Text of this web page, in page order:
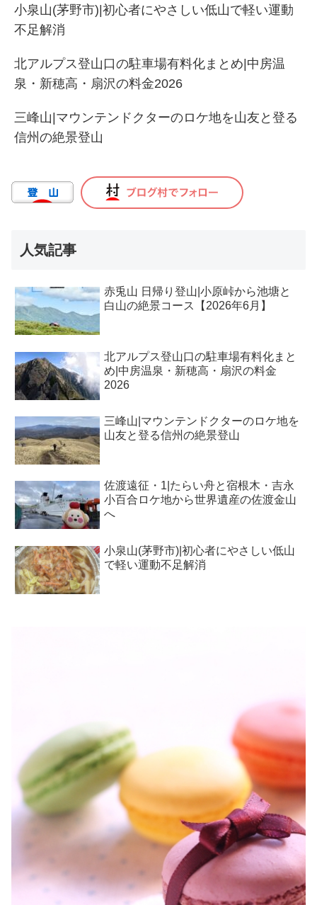
小泉山(茅野市)|初心者にやさしい低山で軽い運動
不足解消
北アルプス登山口の駐車場有料化まとめ|中房温
泉・新穂高・扇沢の料金2026
三峰山|マウンテンドクターのロケ地を山友と登る
信州の絶景登山
人気記事
赤兎山 日帰り登山|小原峠から池塘と
白山の絶景コース【2026年6月】
北アルプス登山口の駐車場有料化まと
め|中房温泉・新穂高・扇沢の料金
2026
三峰山|マウンテンドクターのロケ地を
山友と登る信州の絶景登山
佐渡遠征・1|たらい舟と宿根木・吉永
小百合ロケ地から世界遺産の佐渡金山
へ
小泉山(茅野市)|初心者にやさしい低山
で軽い運動不足解消